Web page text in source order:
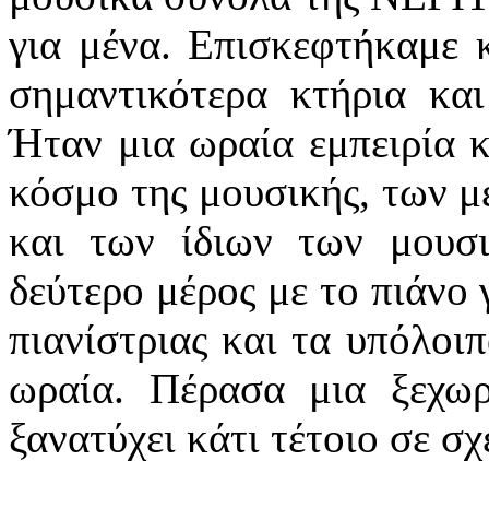
για μένα.
σημαντικότερα κτήρια
Ήταν μια ωραία εμπειρία
κόσμο της μουσικής, των
και των ίδιων των
δεύτερο μέρος με το πιάνο
πιανίστριας και τα
ωραία. Πέρασα μια
ξανατύχει κάτι τέτοιο σε